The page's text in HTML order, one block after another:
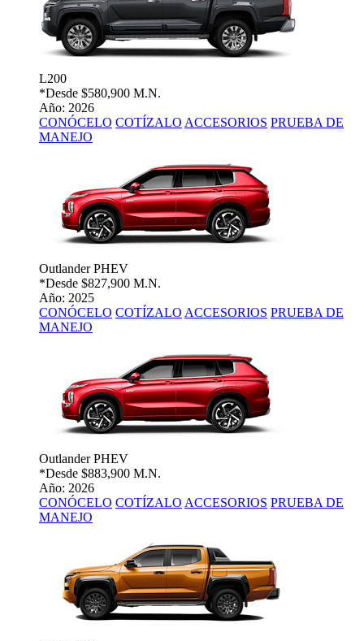
L200
*Desde $580,900 M.N.
Año: 2026
CONÓCELO COTÍZALO ACCESORIOS PRUEBA DE
MANEJO
Outlander PHEV
*Desde $827,900 M.N.
Año: 2025
CONÓCELO COTÍZALO ACCESORIOS PRUEBA DE
MANEJO
Outlander PHEV
*Desde $883,900 M.N.
Año: 2026
CONÓCELO COTÍZALO ACCESORIOS PRUEBA DE
MANEJO